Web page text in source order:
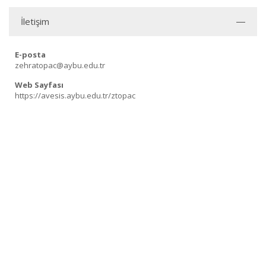
İletişim
E-posta
zehratopac@aybu.edu.tr
Web Sayfası
https://avesis.aybu.edu.tr/ztopac